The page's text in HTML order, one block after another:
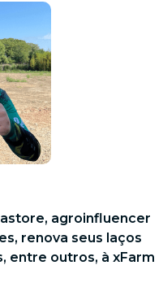
agroinfluencer
renova seus laços
entre outros, à xFarm